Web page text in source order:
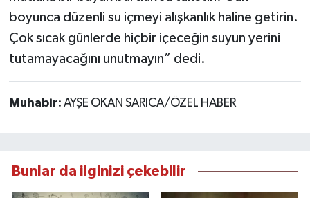
boyunca düzenli su içmeyi alışkanlık haline getirin.
Çok sıcak günlerde hiçbir içeceğin suyun yerini
tutamayacağını unutmayın” dedi.
Muhabir: AYŞE OKAN SARICA/ÖZEL HABER
Bunlar da ilginizi çekebilir